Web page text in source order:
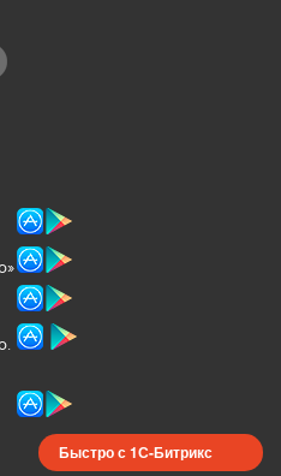
»
Быстро с 1С-Битрикс